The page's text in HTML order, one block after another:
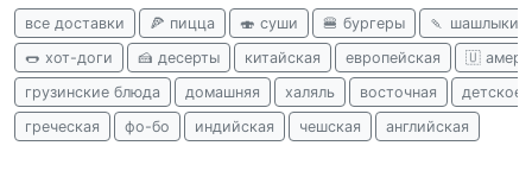
все доставки 🍕 пицца 🍣 суши 🍔 бургеры
🍡 шашлыки
🌭 хот-доги
🍰 десерты китайская европейская
🇺
грузинские блюда
домашняя халяль восточная
детское
греческая
фо-бо индийская чешская английская